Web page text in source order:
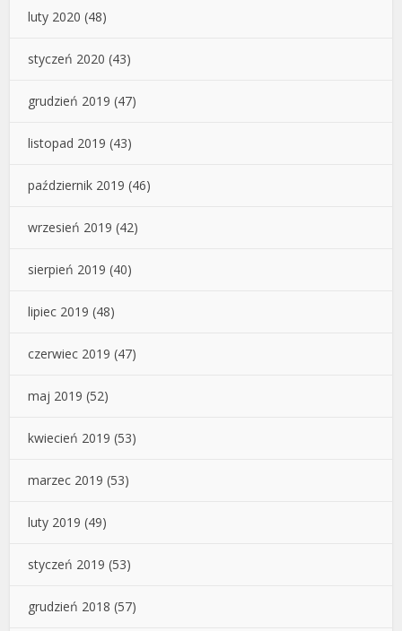
luty 2020 (48)
styczeń 2020 (43)
grudzień 2019 (47)
listopad 2019 (43)
październik 2019 (46)
wrzesień 2019 (42)
sierpień 2019 (40)
lipiec 2019 (48)
czerwiec 2019 (47)
maj 2019 (52)
kwiecień 2019 (53)
marzec 2019 (53)
luty 2019 (49)
styczeń 2019 (53)
grudzień 2018 (57)